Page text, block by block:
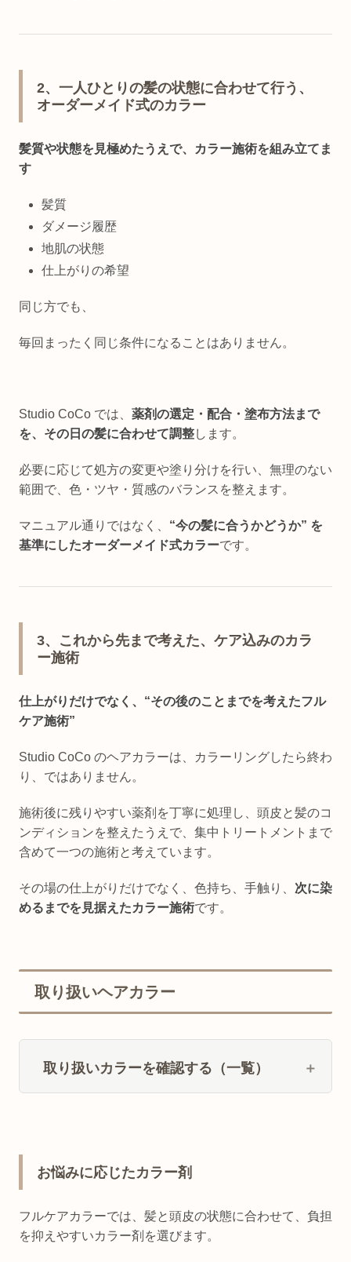
2、一人ひとりの髪の状態に合わせて行う、
オーダーメイド式のカラー
髪質や状態を見極めたうえで、カラー施術を組み立てま
す
髪質
ダメージ履歴
地肌の状態
仕上がりの希望
同じ方でも、
毎回まったく同じ条件になることはありません。
Studio CoCo では、 薬剤の選定・配合・塗布方法まで
を、その日の髪に合わせて調整します。
必要に応じて処方の変更や塗り分けを行い、無理のない
範囲で、色・ツヤ・質感のバランスを整えます。
マニュアル通りではなく、 “今の髪に合うかどうか” を
基準にしたオーダーメイド式カラーです。
3、これから先まで考えた、ケア込みのカラ
ー施術
仕上がりだけでなく、“その後のこと までを考えたフル
ケア施術”
Studio CoCo のヘアカラーは、カラーリングしたら終わ
り、ではありません。
施術後に残りやすい薬剤を丁寧に処理し、頭皮と髪のコ
ンディションを整えたうえで、集中トリートメントまで
含めて一つの施術と考えています。
その場の仕上がりだけでなく、色持ち、手触り、 次に染
めるまでを見据えたカラー施術です。
取り扱いヘアカラー
取り扱いカラーを確認する（一覧）
お悩みに応じたカラー剤
フルケアカラーでは、髪と頭皮の状態に合わせて、負担
を抑えやすいカラー剤を選びます。